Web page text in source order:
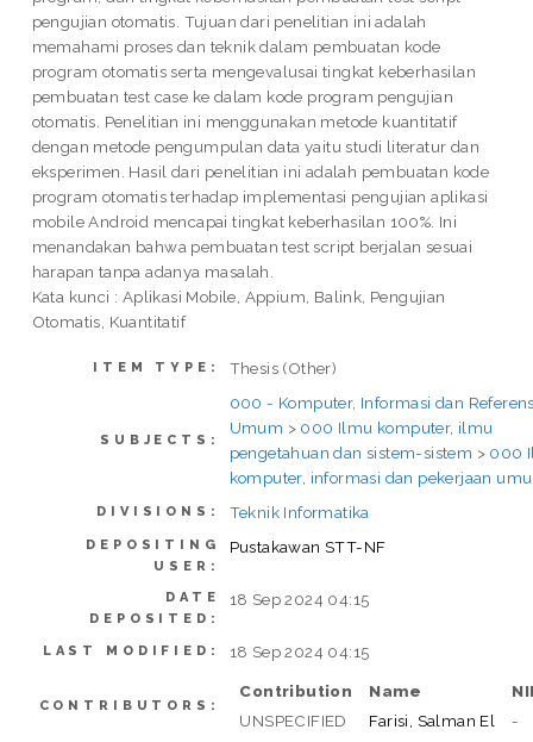
pengujian otomatis. Tujuan dari penelitian ini adalah
memahami proses dan teknik dalam pembuatan kode
program otomatis serta mengevalusai tingkat keberhasilan
pembuatan test case ke dalam kode program pengujian
otomatis. Penelitian ini menggunakan metode kuantitatif
dengan metode pengumpulan data yaitu studi literatur dan
eksperimen. Hasil dari penelitian ini adalah pembuatan kode
program otomatis terhadap implementasi pengujian aplikasi
mobile Android mencapai tingkat keberhasilan 100%. Ini
menandakan bahwa pembuatan test script berjalan sesuai
harapan tanpa adanya masalah.
Kata kunci : Aplikasi Mobile, Appium, Balink, Pengujian
Otomatis, Kuantitatif
ITEM TYPE: Thesis (Other)
SUBJECTS:
000 - Komputer, Informasi dan
Umum > 000 Ilmu komputer, ilmu
pengetahuan dan sistem-sistem > 000
komputer, informasi dan pekerjaan
DIVISIONS: Teknik Informatika
DEPOSITING
USER:
Pustakawan STT-NF
DATE
DEPOSITED:
18 Sep 2024 04:15
LAST MODIFIED: 18 Sep 2024 04:15
CONTRIBUTORS:
Contribution Name
UNSPECIFIED
Farisi, Salman El -